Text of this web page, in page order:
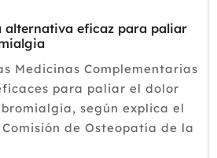
alternativa eficaz para paliar
Medicinas Complementarias
para paliar el dolor
según explica el
de Osteopatía de la